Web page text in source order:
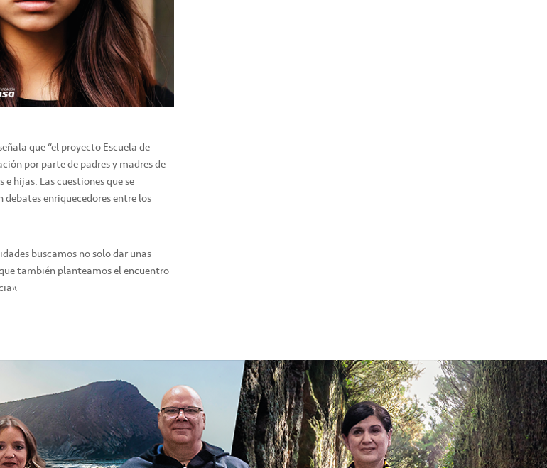
que “el proyecto Escuela de
por parte de padres y madres de
hijas. Las cuestiones que se
enriquecedores entre los
buscamos no solo dar unas
también planteamos el encuentro